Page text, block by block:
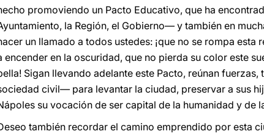
promoviendo un Pacto Educativo, que ha
la Región, el Gobierno— y también en
un llamado a todos ustedes: ¡que no se rompa
encender en la oscuridad, que no pierda su color este
Sigan llevando adelante este Pacto, reúnan
civil— para levantar la ciudad, preservar a sus
su vocación de ser capital de la humanidad y de
también recordar el camino emprendido por esta